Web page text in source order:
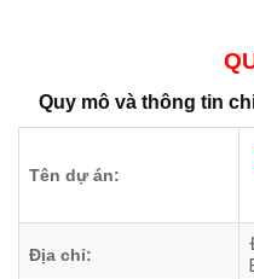
Quy mô và thông tin
Tên dự án:
Địa chỉ: